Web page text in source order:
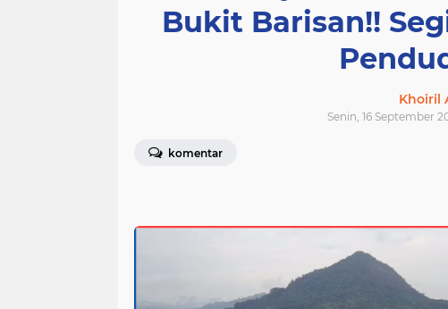
Bukit Barisan!!
Khoiril
Senin, 16 September
komentar